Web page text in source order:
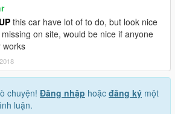
this car have lot of to do, but look nice
on site, would be nice if anyone
works
chuyện! Đăng nhập hoặc đăng ký một
luận.